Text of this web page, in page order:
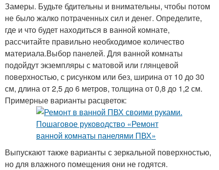
Замеры. Будьте бдительны и внимательны, чтобы потом
не было жалко потраченных сил и денег. Определите,
где и что будет находиться в ванной комнате,
рассчитайте правильно необходимое количество
материала.Выбор панелей. Для ванной комнаты
подойдут экземпляры с матовой или глянцевой
поверхностью, с рисунком или без, ширина от 10 до 30
см, длина от 2,5 до 6 метров, толщина от 0,8 до 1,2 см.
Примерные варианты расцветок:
Выпускают также варианты с зеркальной поверхностью,
но для влажного помещения они не годятся.